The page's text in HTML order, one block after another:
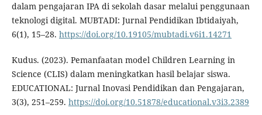
dalam pengajaran IPA di sekolah dasar melalui penggunaan
teknologi digital. MUBTADI: Jurnal Pendidikan Ibtidaiyah,
6(1), 15–28. https://doi.org/10.19105/mubtadi.v6i1.14271
Kudus. (2023). Pemanfaatan model Children Learning in
Science (CLIS) dalam meningkatkan hasil belajar siswa.
EDUCATIONAL: Jurnal Inovasi Pendidikan dan Pengajaran,
3(3), 251–259. https://doi.org/10.51878/educational.v3i3.2389